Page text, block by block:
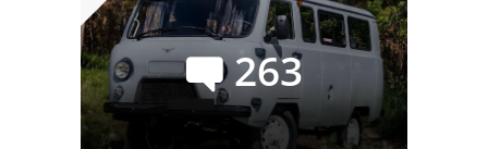
263